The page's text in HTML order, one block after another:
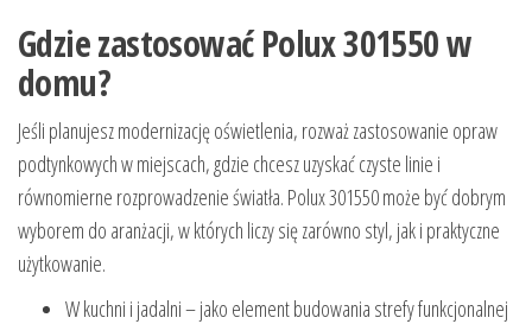
Gdzie zastosować Polux 301550 w
domu?
Jeśli planujesz modernizację oświetlenia, rozważ zastosowanie opraw
podtynkowych w miejscach, gdzie chcesz uzyskać czyste linie i
równomierne rozprowadzenie światła. Polux 301550 może być dobrym
wyborem do aranżacji, w których liczy się zarówno styl, jak i praktyczne
użytkowanie.
W kuchni i jadalni – jako element budowania strefy funkcjonalnej